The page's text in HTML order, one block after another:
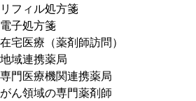
リフィル処方箋
電子処方箋
在宅医療（薬剤師訪問）
地域連携薬局
専門医療機関連携薬局
がん領域の専門薬剤師